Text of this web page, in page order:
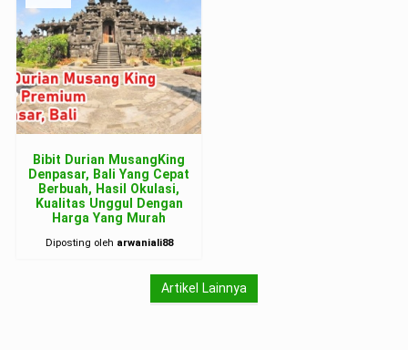
Bibit Durian MusangKing
Denpasar, Bali Yang Cepat
Berbuah, Hasil Okulasi,
Kualitas Unggul Dengan
Harga Yang Murah
Diposting oleh arwaniali88
Artikel Lainnya